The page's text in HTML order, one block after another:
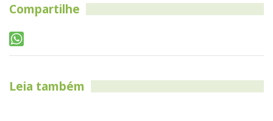
Compartilhe
Leia também